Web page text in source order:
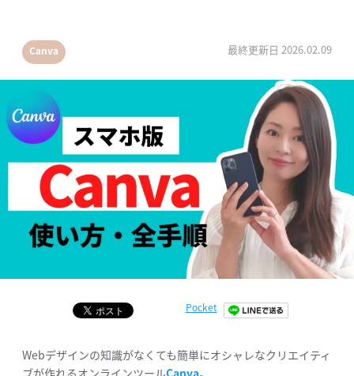
Canva 最終更新日 2026.02.09
Pocket
Webデザインの知識がなくても簡単にオシャレなクリエイティ
ブが作れるオンラインツールCanva。